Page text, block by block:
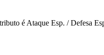
é Ataque Esp. / Defesa